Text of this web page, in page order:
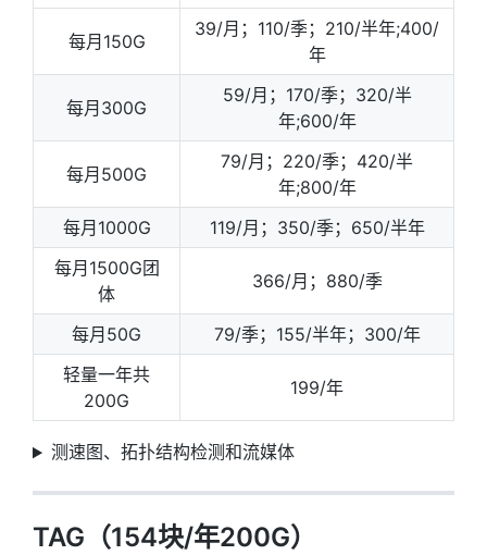
每月150G
39/月；110/季；210/半年;400/
年
每月300G
59/月；170/季；320/半
年;600/年
每月500G
79/月；220/季；420/半
年;800/年
每月1000G
119/月；350/季；650/半年
每月1500G团
体
366/月；880/季
每月50G
79/季；155/半年；300/年
轻量一年共
200G
199/年
测速图、拓扑结构检测和流媒体
TAG（154块/年200G）